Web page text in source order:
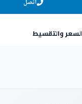
اتصل
والتقسيط